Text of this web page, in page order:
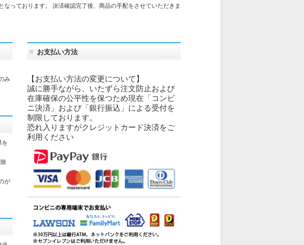
っております。 決済確認完了後、商品の手配をさせていただきま
み
を
が
お支払い方法
【お支払い方法の変更について】
誠に勝手ながら、いたずら注文防止および
在庫確保の公平性を保つため現在「コンビ
ニ決済」および「銀行振込」による受付を
制限しております。
恐れ入りますがクレジットカード決済をご
利用ください